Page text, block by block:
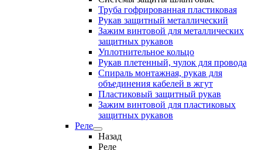
Труба гофрированная пластиковая
Рукав защитный металлический
Зажим винтовой для металлических
защитных рукавов
Уплотнительное кольцо
Рукав плетенный, чулок для провода
Спираль монтажная, рукав для
объединения кабелей в жгут
Пластиковый защитный рукав
Зажим винтовой для пластиковых
защитных рукавов
Реле
Назад
Реле